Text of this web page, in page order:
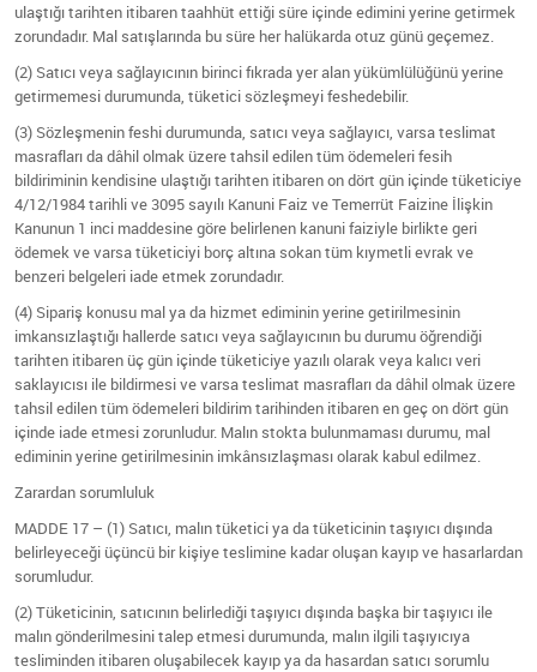
ulaştığı tarihten itibaren taahhüt ettiği süre içinde edimini yerine getirmek
zorundadır. Mal satışlarında bu süre her halükarda otuz günü geçemez.
(2) Satıcı veya sağlayıcının birinci fıkrada yer alan yükümlülüğünü yerine
getirmemesi durumunda, tüketici sözleşmeyi feshedebilir.
(3) Sözleşmenin feshi durumunda, satıcı veya sağlayıcı, varsa teslimat
masrafları da dâhil olmak üzere tahsil edilen tüm ödemeleri fesih
bildiriminin kendisine ulaştığı tarihten itibaren on dört gün içinde tüketiciye
4/12/1984 tarihli ve 3095 sayılı Kanuni Faiz ve Temerrüt Faizine İlişkin
Kanunun 1 inci maddesine göre belirlenen kanuni faiziyle birlikte geri
ödemek ve varsa tüketiciyi borç altına sokan tüm kıymetli evrak ve
benzeri belgeleri iade etmek zorundadır.
(4) Sipariş konusu mal ya da hizmet ediminin yerine getirilmesinin
imkansızlaştığı hallerde satıcı veya sağlayıcının bu durumu öğrendiği
tarihten itibaren üç gün içinde tüketiciye yazılı olarak veya kalıcı veri
saklayıcısı ile bildirmesi ve varsa teslimat masrafları da dâhil olmak üzere
tahsil edilen tüm ödemeleri bildirim tarihinden itibaren en geç on dört gün
içinde iade etmesi zorunludur. Malın stokta bulunmaması durumu, mal
ediminin yerine getirilmesinin imkânsızlaşması olarak kabul edilmez.
Zarardan sorumluluk
MADDE 17 – (1) Satıcı, malın tüketici ya da tüketicinin taşıyıcı dışında
belirleyeceği üçüncü bir kişiye teslimine kadar oluşan kayıp ve hasarlardan
sorumludur.
(2) Tüketicinin, satıcının belirlediği taşıyıcı dışında başka bir taşıyıcı ile
malın gönderilmesini talep etmesi durumunda, malın ilgili taşıyıcıya
tesliminden itibaren oluşabilecek kayıp ya da hasardan satıcı sorumlu